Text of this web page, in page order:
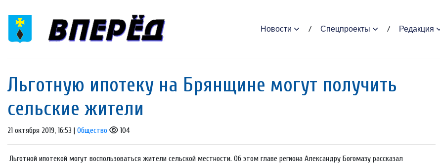
Новости Спецпроекты Редакция
Льготную ипотеку на Брянщине могут получить
сельские жители
21 октября 2019, 16:53 | Общество 104
Льготной ипотекой могут воспользоваться жители сельской местности. Об этом главе региона Александру Богомазу рассказал